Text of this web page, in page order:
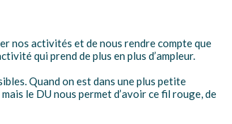
nos activités et de nous rendre compte que
qui prend de plus en plus d’ampleur.
Quand on est dans une plus petite
le DU nous permet d’avoir ce fil rouge, de